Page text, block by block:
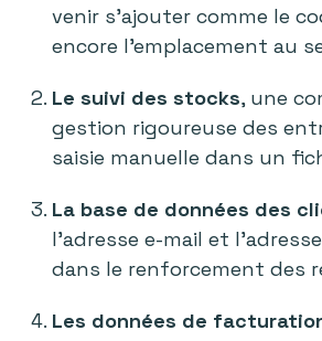
venir s’ajouter comme le
encore l’emplacement au
Le suivi des stocks, une
gestion rigoureuse des
saisie manuelle dans un
La base de données des
l’adresse e-mail et
dans le renforcement des
Les données de